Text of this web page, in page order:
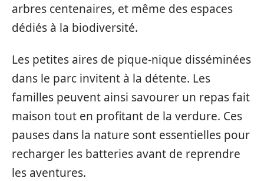
arbres centenaires, et même des espaces
dédiés à la biodiversité.
Les petites aires de pique-nique disséminées
dans le parc invitent à la détente. Les
familles peuvent ainsi savourer un repas fait
maison tout en profitant de la verdure. Ces
pauses dans la nature sont essentielles pour
recharger les batteries avant de reprendre
les aventures.